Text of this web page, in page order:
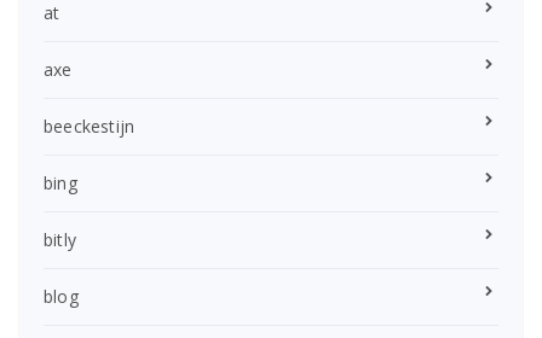
at
axe
beeckestijn
bing
bitly
blog